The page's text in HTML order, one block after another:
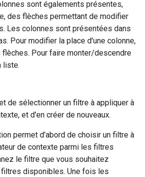
sont égalements présentes,
des flèches permettant de modifier
Les colonnes sont présentées dans
Pour modifier la place d'une colonne,
Pour faire monter/descendre
liste.
de sélectionner un filtre à appliquer à
et d'en créer de nouveaux.
permet d'abord de choisir un filtre à
de contexte parmi les filtres
le filtre que vous souhaitez
disponibles. Une fois les